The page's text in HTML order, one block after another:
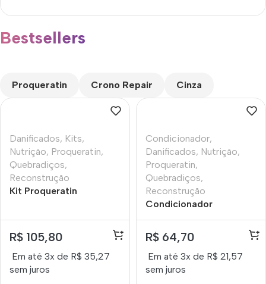
Bestsellers
Proqueratin Crono Repair Cinza
Danificados, Kits,
Nutrição, Proqueratin,
Quebradiços,
Reconstrução
Kit Proqueratin
Condicionador Lokenzzi
320ml
R$ 105,80
Em até 3x de R$ 35,27
sem juros
Condicionador,
Danificados, Nutrição,
Proqueratin,
Quebradiços,
Reconstrução
Condicionador
Proqueratin Vegetal
Lokenzzi 320ml
R$ 64,70
Em até 3x de R$ 21,57
sem juros